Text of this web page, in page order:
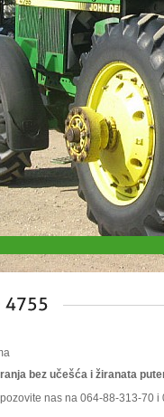
bez učešća i žiranata
nas na 064-88-313-70 i